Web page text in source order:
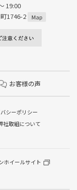
19:00
1746-2
Map
お客様の声
シーポリシー
社取組について
ホイールサイト
イル交換/その他